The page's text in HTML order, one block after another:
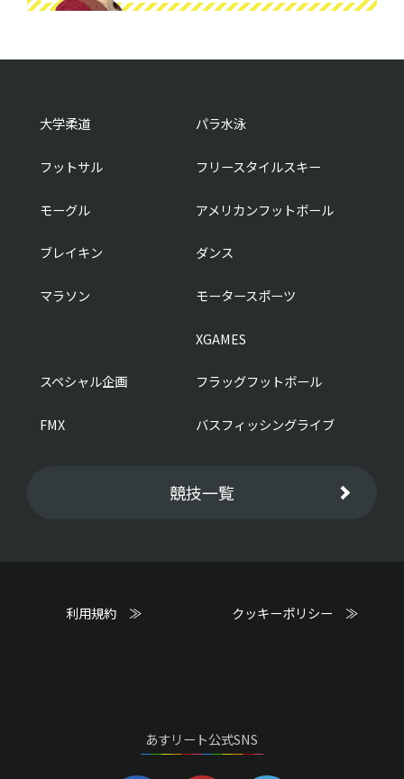
大学柔道 パラ水泳
フットサル フリースタイルスキー
モーグル アメリカンフットボール
ブレイキン ダンス
マラソン モータースポーツ
XGAMES
スペシャル企画 フラッグフットボール
FMX バスフィッシングライブ
競技一覧
利用規約 ≫ クッキーポリシー ≫
あすリート公式SNS